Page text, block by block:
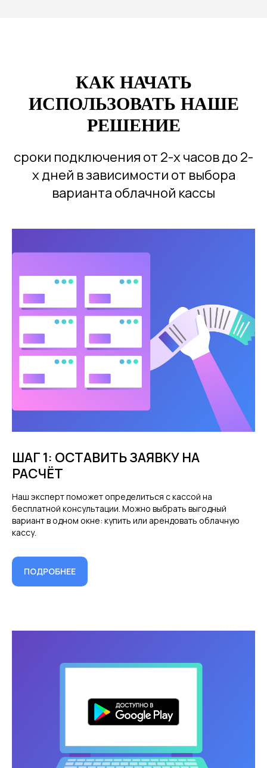
КАК НАЧАТЬ
ИСПОЛЬЗОВАТЬ НАШЕ
РЕШЕНИЕ
сроки подключения от 2-х часов до 2-
х дней в зависимости от выбора
варианта облачной кассы
ШАГ 1: ОСТАВИТЬ ЗАЯВКУ НА
РАСЧЁТ
Наш эксперт поможет определиться с кассой на
бесплатной консультации. Можно выбрать выгодный
вариант в одном окне: купить или арендовать облачную
кассу.
ПОДРОБНЕЕ